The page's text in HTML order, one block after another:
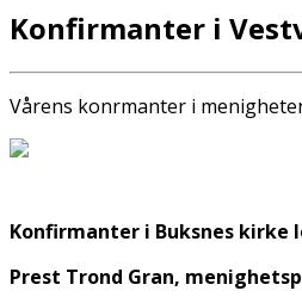
Konfirmanter i
Vårens konfirmanter i
Konfirmanter i Buksnes kirke
Prest Trond Gran,